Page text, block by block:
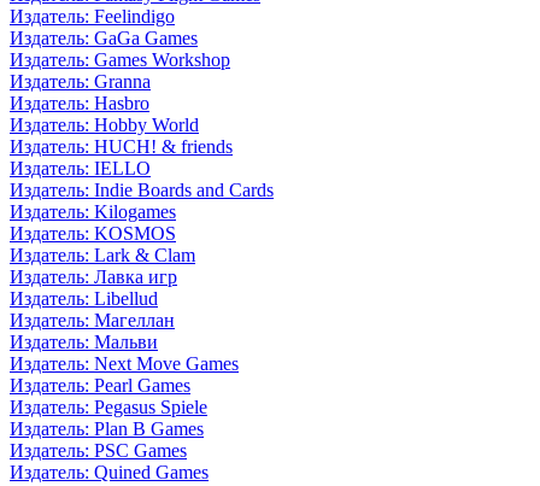
Издатель: Feelindigo
Издатель: GaGa Games
Издатель: Games Workshop
Издатель: Granna
Издатель: Hasbro
Издатель: Hobby World
Издатель: HUCH! & friends
Издатель: IELLO
Издатель: Indie Boards and Cards
Издатель: Kilogames
Издатель: KOSMOS
Издатель: Lark & Clam
Издатель: Лавка игр
Издатель: Libellud
Издатель: Магеллан
Издатель: Мальви
Издатель: Next Move Games
Издатель: Pearl Games
Издатель: Pegasus Spiele
Издатель: Plan B Games
Издатель: PSC Games
Издатель: Quined Games